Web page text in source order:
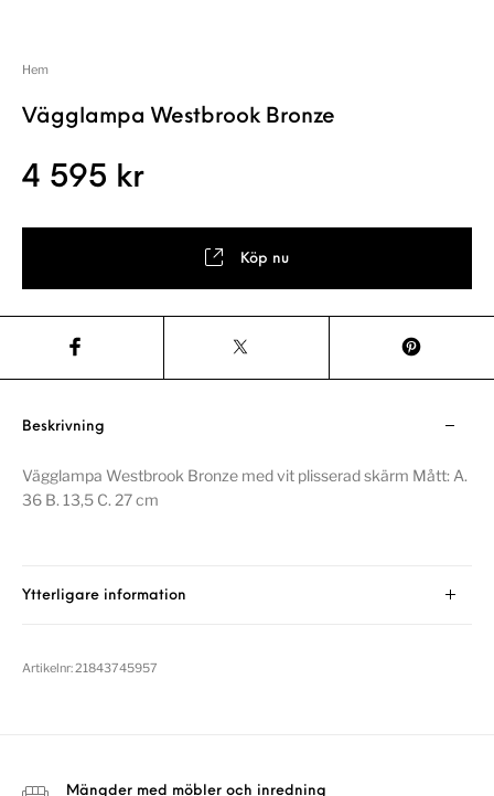
Hem
Vägglampa Westbrook Bronze
4 595 kr
Köp nu
Beskrivning
Vägglampa Westbrook Bronze med vit plisserad skärm Mått: A.
36 B. 13,5 C. 27 cm
Ytterligare information
Artikelnr:21843745957
Mängder med möbler och inredning